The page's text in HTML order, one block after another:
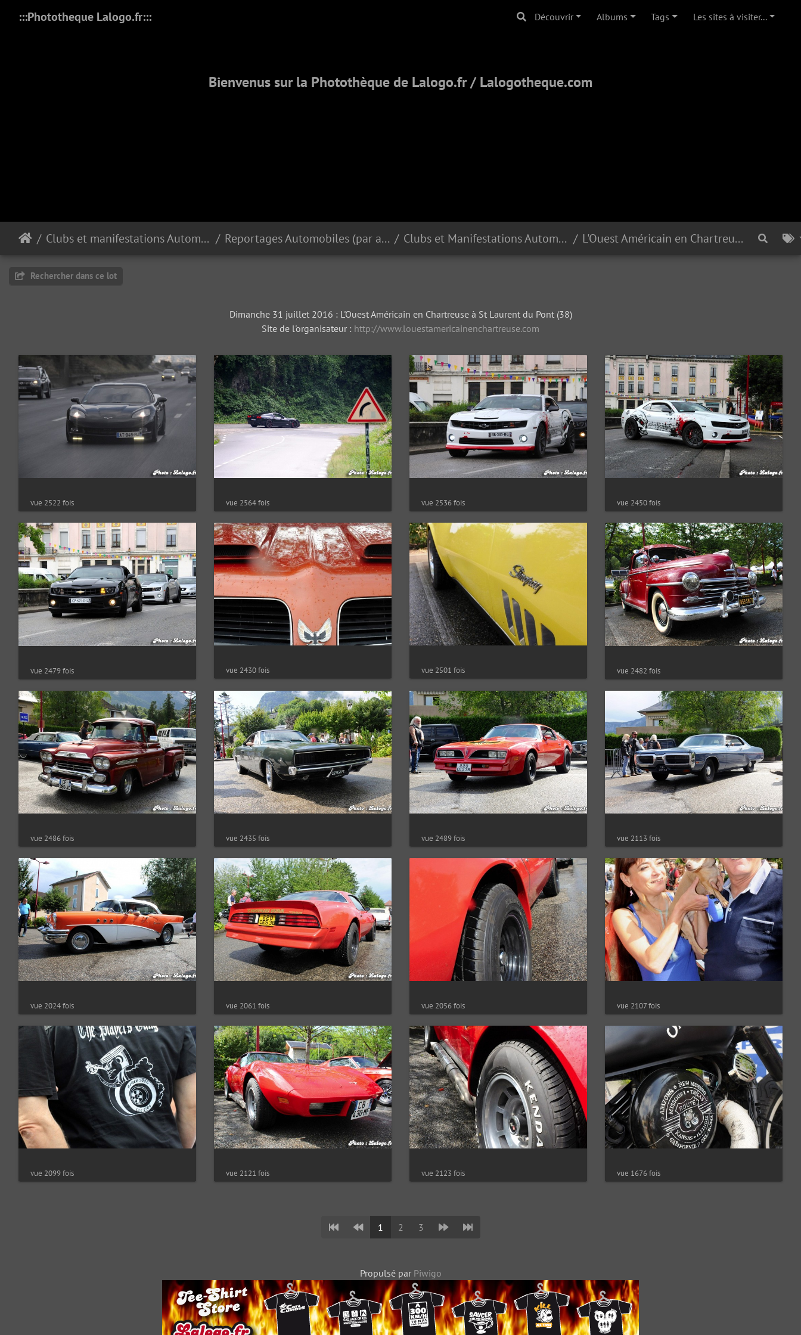
:::Phototheque Lalogo.fr::: Découvrir Albums Tags Les sites à visiter...
Bienvenus sur la Photothèque de Lalogo.fr / Lalogotheque.com
Clubs et manifestations Automobiles Reportages Automobiles (par année) Clubs et Manifestations Automobiles 2016 L'Ouest Américain en Chartreuse - juillet 2016
Rechercher dans ce lot
Dimanche 31 juillet 2016 : L'Ouest Américain en Chartreuse à St Laurent du Pont (38)
Site de l'organisateur : http://www.louestamericainenchartreuse.com
vue 2522 fois vue 2564 fois vue 2536 fois vue 2450 fois
vue 2479 fois vue 2430 fois vue 2501 fois vue 2482 fois
vue 2486 fois vue 2435 fois vue 2489 fois vue 2113 fois
vue 2024 fois vue 2061 fois vue 2056 fois vue 2107 fois
vue 2099 fois vue 2121 fois vue 2123 fois vue 1676 fois
1 2 3
Propulsé par Piwigo